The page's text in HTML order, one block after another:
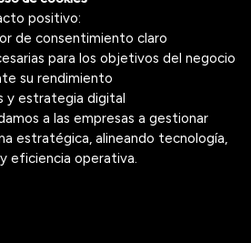
positivo:
de consentimiento claro
para los objetivos del negocio
su rendimiento
y estrategia digital
a las empresas a gestionar
estratégica, alineando tecnología,
eficiencia operativa.